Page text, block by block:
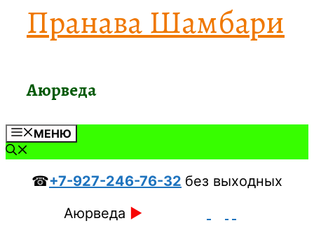
Пранава Шамбари
Аюрведа
МЕНЮ
☎+7-927-246-76-32 без выходных
Аюрведа ►